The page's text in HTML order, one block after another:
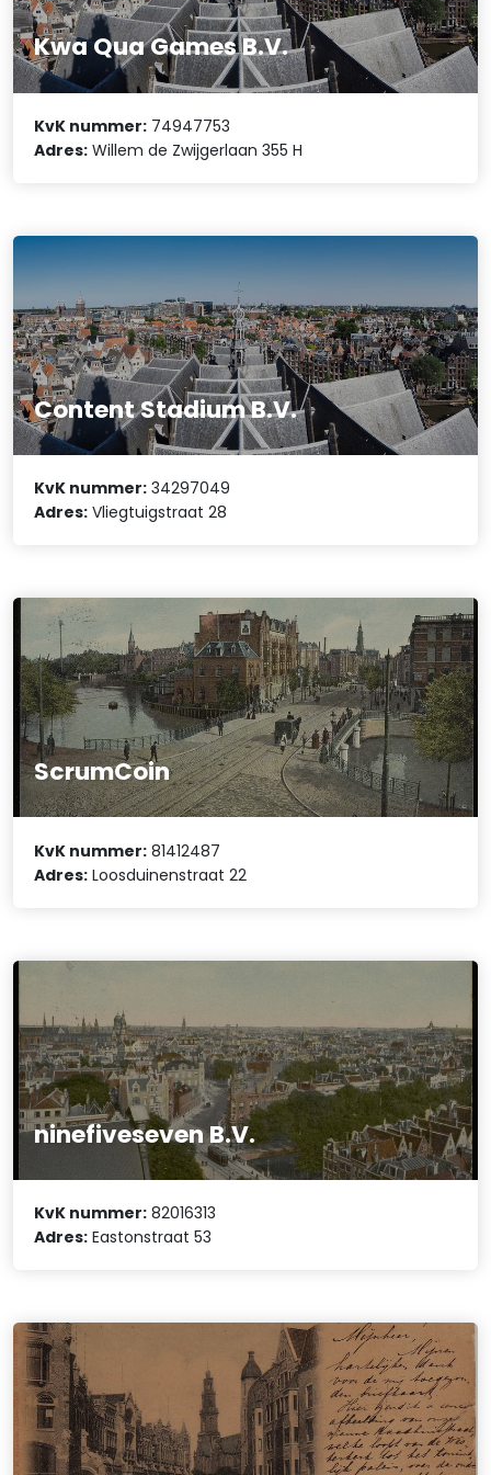
Kwa Qua Games B.V.
KvK nummer: 74947753
Adres: Willem de Zwijgerlaan 355 H
Content Stadium B.V.
KvK nummer: 34297049
Adres: Vliegtuigstraat 28
ScrumCoin
KvK nummer: 81412487
Adres: Loosduinenstraat 22
ninefiveseven B.V.
KvK nummer: 82016313
Adres: Eastonstraat 53